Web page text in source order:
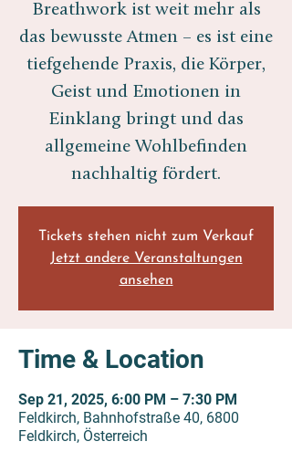
Breathwork ist weit mehr als
das bewusste Atmen – es ist eine
tiefgehende Praxis, die Körper,
Geist und Emotionen in
Einklang bringt und das
allgemeine Wohlbefinden
nachhaltig fördert.
Tickets stehen nicht zum Verkauf
Jetzt andere Veranstaltungen
ansehen
Time & Location
Sep 21, 2025, 6:00 PM – 7:30 PM
Feldkirch, Bahnhofstraße 40, 6800
Feldkirch, Österreich